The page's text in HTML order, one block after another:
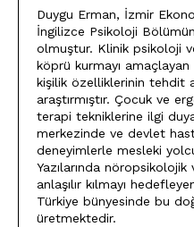
Duygu Erman, İzmir
İngilizce Psikoloji
olmuştur. Klinik psikoloji
köprü kurmayı
kişilik özelliklerinin tehdit
araştırmıştır. Çocuk ve
terapi tekniklerine ilgi
merkezinde ve devlet
deneyimlerle mesleki
Yazılarında
anlaşılır kılmayı
Türkiye bünyesinde bu
üretmektedir.